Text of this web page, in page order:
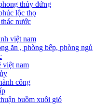
thủy đứng
lộc thọ
nước
việt nam
ăn , phòng bếp, phòng ngủ
việt nam
công
buồm xuôi gió